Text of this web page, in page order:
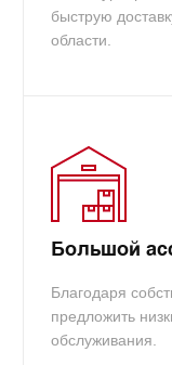
быструю
области.
Большой
Благодаря
предложить
обслуживания.